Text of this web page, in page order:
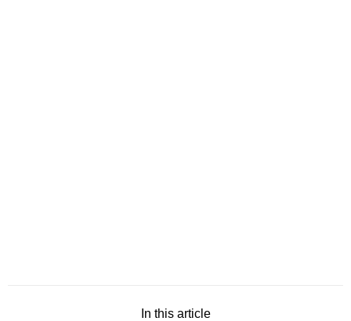
In this article